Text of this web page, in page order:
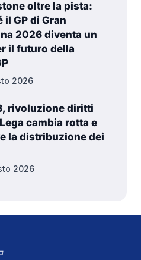
oltre la pista:
il GP di Gran
2026 diventa un
il futuro della
2026
rivoluzione diritti
cambia rotta e
la distribuzione dei
2026